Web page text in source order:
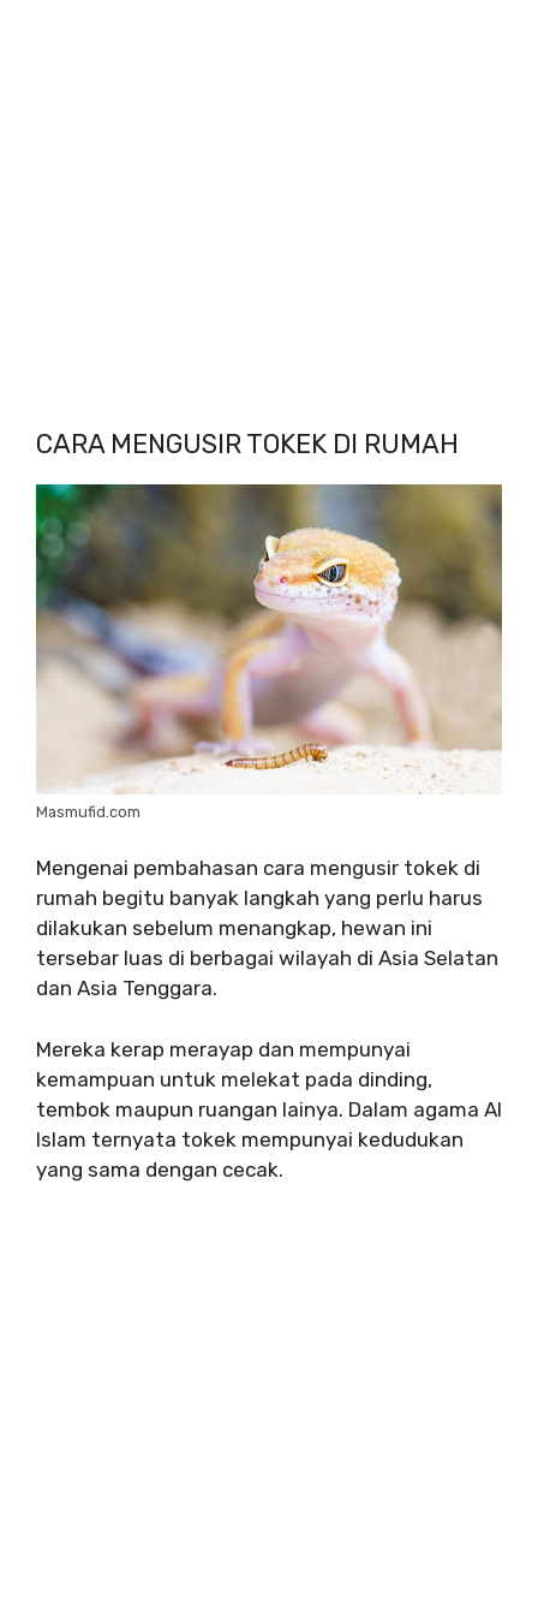
CARA MENGUSIR TOKEK DI RUMAH
Masmufid.com
Mengenai pembahasan cara mengusir tokek di
rumah begitu banyak langkah yang perlu harus
dilakukan sebelum menangkap, hewan ini
tersebar luas di berbagai wilayah di Asia Selatan
dan Asia Tenggara.
Mereka kerap merayap dan mempunyai
kemampuan untuk melekat pada dinding,
tembok maupun ruangan lainya. Dalam agama Al
Islam ternyata tokek mempunyai kedudukan
yang sama dengan cecak.